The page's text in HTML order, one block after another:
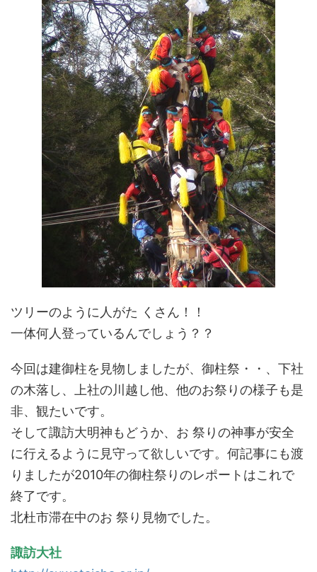
ツリーのように人がた くさん！！
一体何人登っているんでしょう？？
今回は建御柱を見物しましたが、御柱祭・・、下社
の木落し、上社の川越し他、他のお祭りの様子も是
非、観たいです。
そして諏訪大明神もどうか、お 祭りの神事が安全
に行えるように見守って欲しいです。何記事にも渡
りましたが2010年の御柱祭りのレポートはこれで
終了です。
北杜市滞在中のお 祭り見物でした。
諏訪大社